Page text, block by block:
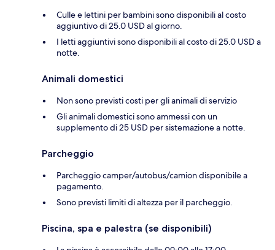
Culle e lettini per bambini sono disponibili al costo
aggiuntivo di 25.0 USD al giorno.
I letti aggiuntivi sono disponibili al costo di 25.0 USD a
notte.
Animali domestici
Non sono previsti costi per gli animali di servizio
Gli animali domestici sono ammessi con un
supplemento di 25 USD per sistemazione a notte.
Parcheggio
Parcheggio camper/autobus/camion disponibile a
pagamento.
Sono previsti limiti di altezza per il parcheggio.
Piscina, spa e palestra (se disponibili)